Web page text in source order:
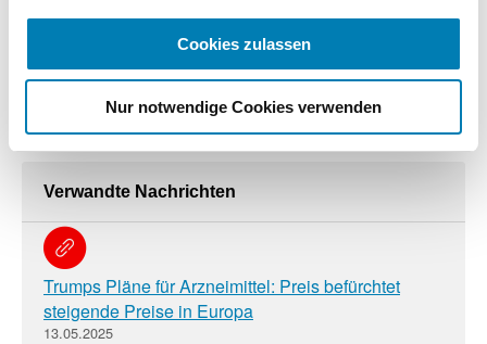
Cookies zulassen
Nur notwendige Cookies verwenden
Zusatzinformationen
Verwandte Nachrichten
Trumps Pläne für Arzneimittel: Preis befürchtet
steigende Preise in Europa
13.05.2025